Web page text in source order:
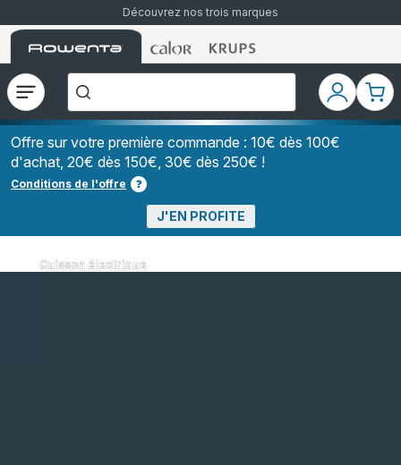
Découvrez nos trois marques
Accueil
Rowenta
Accueil
Rowenta
Accueil
Rowenta
Ouvrir
le
menu
recherchez-
vous
?","Aspirateurs
à
Grains","Centrales
Vapeurs","Sèche
Cheveux"]
Mon
compte
Mon
Offre sur votre première commande : 10€ dès 100€
d'achat, 20€ dès 150€, 30€ dès 250€ !
Conditions de l'offre
J'EN PROFITE
Cuisson électrique